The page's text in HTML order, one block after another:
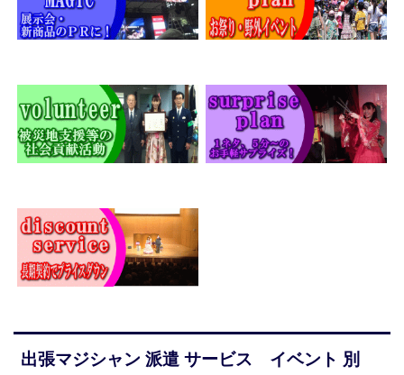
出張マジシャン 派遣 サービス イベント 別